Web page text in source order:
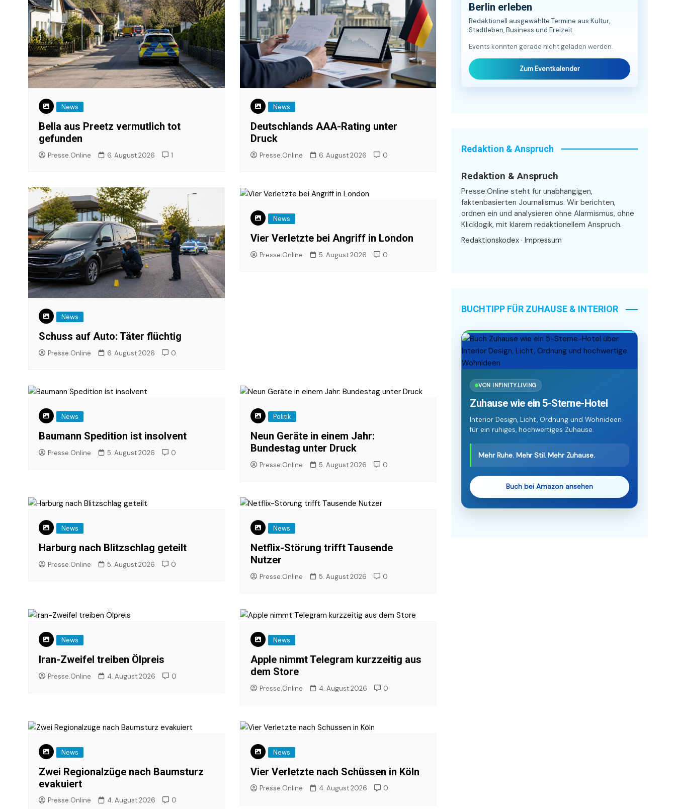
News
Bella aus Preetz vermutlich tot
gefunden
Presse.Online 6. August 2026 1
News
Deutschlands AAA-Rating unter
Druck
Presse.Online 6. August 2026 0
News
Schuss auf Auto: Täter flüchtig
Presse.Online 6. August 2026 0
News
Vier Verletzte bei Angriff in London
Presse.Online 5. August 2026 0
News
Baumann Spedition ist insolvent
Presse.Online 5. August 2026 0
Politik
Neun Geräte in einem Jahr:
Bundestag unter Druck
Presse.Online 5. August 2026 0
News
Harburg nach Blitzschlag geteilt
Presse.Online 5. August 2026 0
News
Netflix-Störung trifft Tausende
Nutzer
Presse.Online 5. August 2026 0
News
Iran-Zweifel treiben Ölpreis
Presse.Online 4. August 2026 0
News
Apple nimmt Telegram kurzzeitig aus
dem Store
Presse.Online 4. August 2026 0
News
Zwei Regionalzüge nach Baumsturz
evakuiert
Presse.Online 4. August 2026 0
News
Vier Verletzte nach Schüssen in Köln
Presse.Online 4. August 2026 0
Berlin erleben
Redaktionell ausgewählte Termine aus Kultur,
Stadtleben, Business und Freizeit.
Events konnten gerade nicht geladen werden.
Zum Eventkalender
Redaktion & Anspruch
Redaktion & Anspruch
Presse.Online steht für unabhängigen,
faktenbasierten Journalismus. Wir berichten,
ordnen ein und analysieren ohne Alarmismus, ohne
Klicklogik, mit klarem redaktionellem Anspruch.
Redaktionskodex · Impressum
BUCHTIPP FÜR ZUHAUSE & INTERIOR
VON INFINITY.LIVING
Zuhause wie ein 5-Sterne-Hotel
Interior Design, Licht, Ordnung und Wohnideen
für ein ruhiges, hochwertiges Zuhause.
Mehr Ruhe. Mehr Stil. Mehr Zuhause.
Buch bei Amazon ansehen